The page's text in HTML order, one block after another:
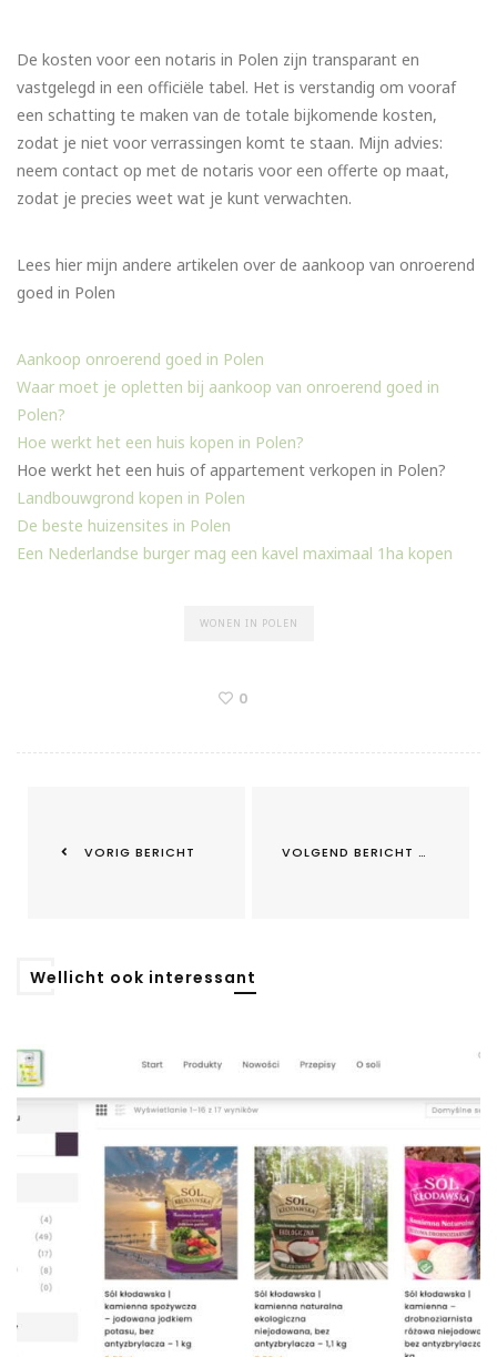
De kosten voor een notaris in Polen zijn transparant en
vastgelegd in een officiële tabel. Het is verstandig om vooraf
een schatting te maken van de totale bijkomende kosten,
zodat je niet voor verrassingen komt te staan. Mijn advies:
neem contact op met de notaris voor een offerte op maat,
zodat je precies weet wat je kunt verwachten.
Lees hier mijn andere artikelen over de aankoop van onroerend
goed in Polen
Aankoop onroerend goed in Polen
Waar moet je opletten bij aankoop van onroerend goed in
Polen?
Hoe werkt het een huis kopen in Polen?
Hoe werkt het een huis of appartement verkopen in Polen?
Landbouwgrond kopen in Polen
De beste huizensites in Polen
Een Nederlandse burger mag een kavel maximaal 1ha kopen
WONEN IN POLEN
0
VORIG BERICHT VOLGEND BERICHT
Wellicht ook interessant